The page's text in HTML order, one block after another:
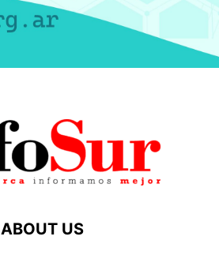
ABOUT US